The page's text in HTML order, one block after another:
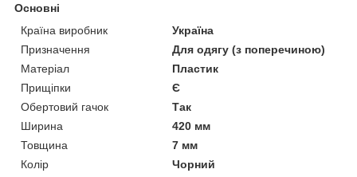
Основні
Країна виробник
Україна
Призначення
Для одягу (з поперечиною)
Матеріал
Пластик
Прищіпки
Є
Обертовий гачок
Так
Ширина
420 мм
Товщина
7 мм
Колір
Чорний